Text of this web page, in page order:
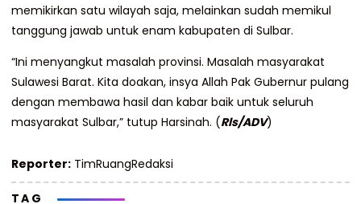
memikirkan satu wilayah saja, melainkan sudah memikul
tanggung jawab untuk enam kabupaten di Sulbar.
“Ini menyangkut masalah provinsi. Masalah masyarakat
Sulawesi Barat. Kita doakan, insya Allah Pak Gubernur pulang
dengan membawa hasil dan kabar baik untuk seluruh
masyarakat Sulbar,” tutup Harsinah. (Rls/ADV)
Reporter: TimRuangRedaksi
TAG